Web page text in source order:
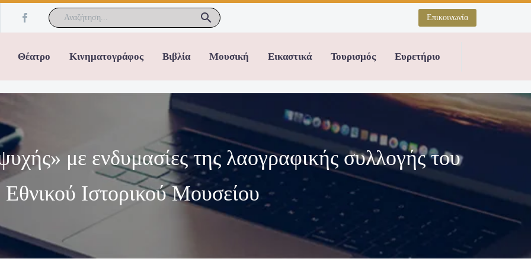
Επικοινωνία
Θέατρο Κινηματογράφος Βιβλία Μουσική Εικαστικά Τουρισμός Ευρετήριο
με ενδυμασίες της λαογραφικής συλλογής του
Εθνικού Ιστορικού Μουσείου